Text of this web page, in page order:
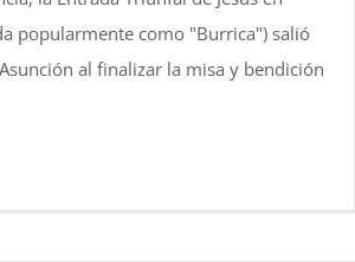
popularmente como "Burrica") salió
al finalizar la misa y bendición